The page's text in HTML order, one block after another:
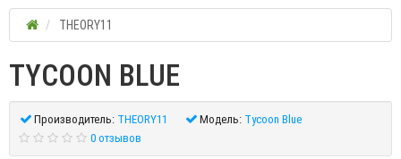
THEORY11
TYCOON BLUE
Производитель: THEORY11 Модель: Tycoon Blue
0 отзывов